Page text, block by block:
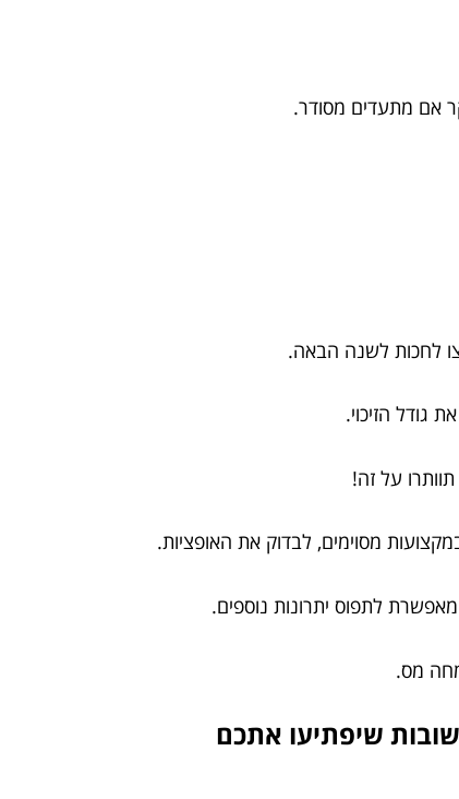
אם מתעדים מסודר.
לחכות לשנה הבאה.
גודל הזיכוי.
על זה!
מסוימים, לבדוק את האופציות.
לתפוס יתרונות נוספים.
מס.